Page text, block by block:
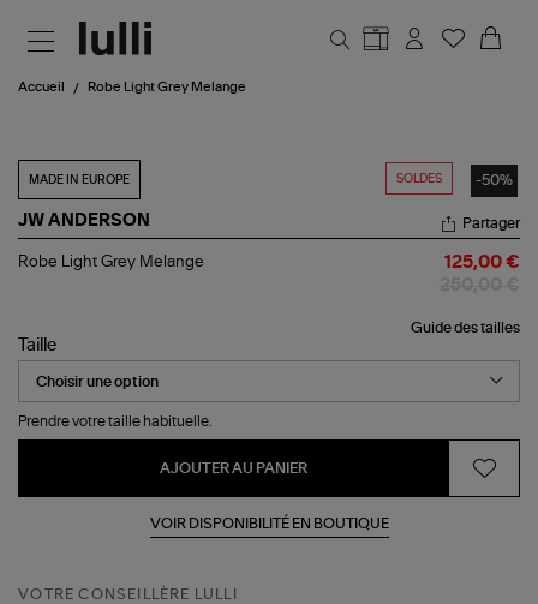
Accueil Robe Light Grey Melange
SOLDES -50%
MADE IN EUROPE
JW ANDERSON
Robe
Partager
Robe Light Grey Melange 125,00 €
Guide des tailles
Taille
Prendre votre taille habituelle.
AJOUTER AU PANIER
VOIR DISPONIBILITÉ EN BOUTIQUE
VOTRE CONSEILLÈRE LULLI